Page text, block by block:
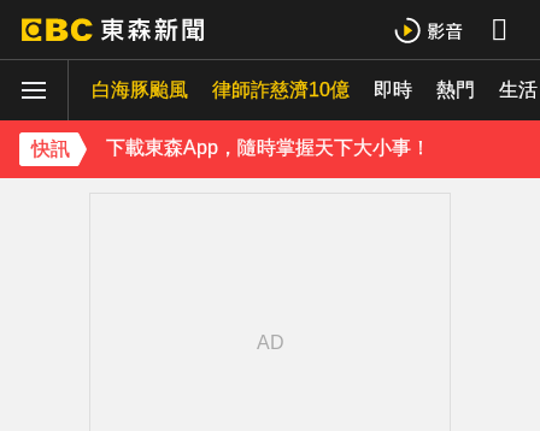
白海豚颱風 律師詐慈濟10億 即時 熱門 生活
快訊
下載東森App，隨時掌握天下大小事！
《理財達人秀》X 安聯投信免費講座報名中！搶先卡位 2027
下載東森App，隨時掌握天下大小事！